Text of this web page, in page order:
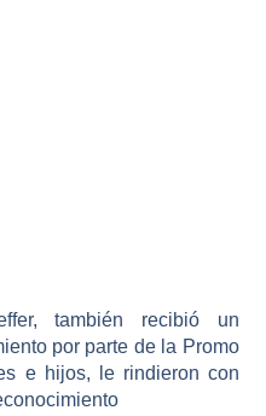
también recibió un
por parte de la Promo
e hijos, le rindieron con